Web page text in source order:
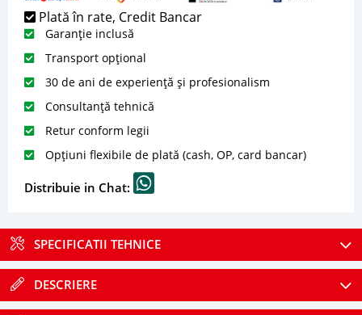
Plată în rate, Credit Bancar
Garanție inclusă
Transport opțional
30 de ani de experiență și profesionalism
Consultanță tehnică
Retur conform legii
Opțiuni flexibile de plată (cash, OP, card bancar)
Distribuie in Chat:
SPECIFICATII TEHNICE
DESCRIERE